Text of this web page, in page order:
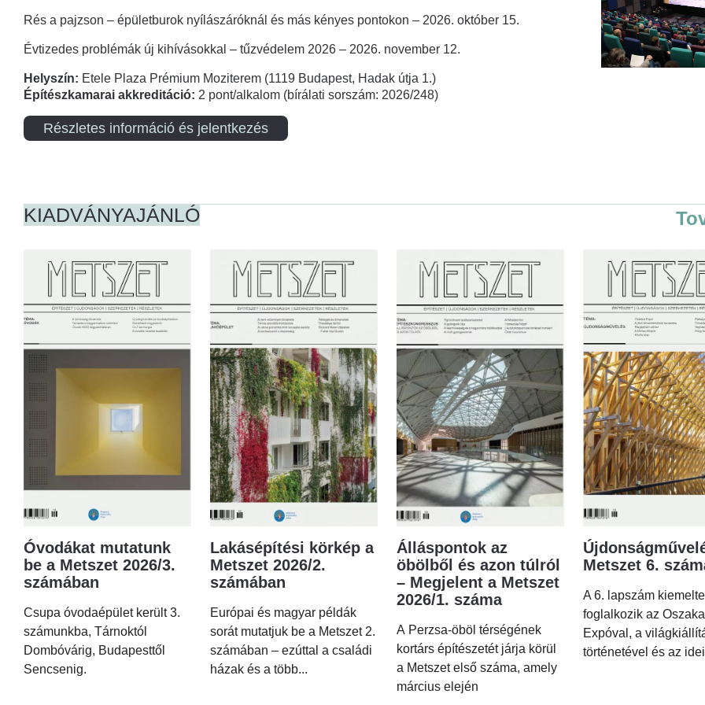
Rés a pajzson – épületburok nyílászáróknál és más kényes pontokon – 2026. október 15.
Évtizedes problémák új kihívásokkal – tűzvédelem 2026 – 2026. november 12.
Helyszín: Etele Plaza Prémium Moziterem (1119 Budapest, Hadak útja 1.)
Építészkamarai akkreditáció: 2 pont/alkalom (bírálati sorszám: 2026/248)
Részletes információ és jelentkezés
KIADVÁNYAJÁNLÓ
Óvodákat mutatunk
be a Metszet 2026/3.
számában
Csupa óvodaépület került 3.
számunkba, Tárnoktól
Dombóvárig, Budapesttől
Sencsenig.
Lakásépítési körkép a
Metszet 2026/2.
számában
Európai és magyar példák
sorát mutatjuk be a Metszet 2.
számában – ezúttal a családi
házak és a több...
Álláspontok az
öbölből és azon túlról
– Megjelent a Metszet
2026/1. száma
A Perzsa-öböl térségének
kortárs építészetét járja körül
a Metszet első száma, amely
március elején
Metszet 6.
A 6. lapszám
foglalkozik az
Expóval, a
történetével és az